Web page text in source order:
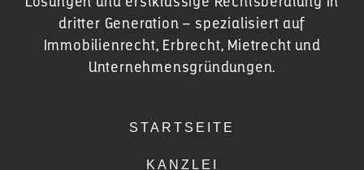
dritter Generation – spezialisiert auf
Immobilienrecht, Erbrecht, Mietrecht und
Unternehmensgründungen.
STARTSEITE
KANZLEI